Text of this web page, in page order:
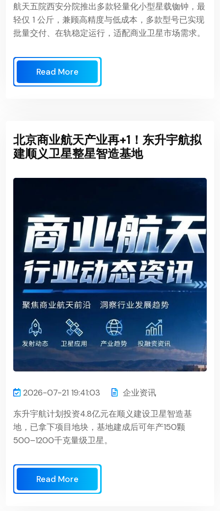
航天五院西安分院推出多款轻量化小型星载铷钟，最
轻仅 1 公斤，兼顾高精度与低成本，多款型号已实现
批量交付、在轨稳定运行，适配商业卫星市场需求。
Read More
北京商业航天产业再+1！东升宇航拟
建顺义卫星整星智造基地
2026-07-21 19:41:03
企业资讯
东升宇航计划投资4.8亿元在顺义建设卫星智造基
地，已拿下项目地块，基地建成后可年产150颗
500–1200千克量级卫星。
Read More